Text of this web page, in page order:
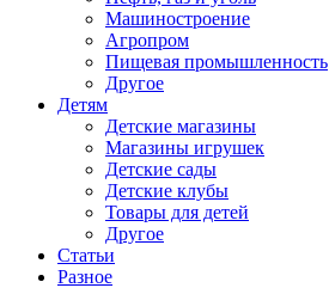
Машиностроение
Агропром
Пищевая промышленность
Другое
Детям
Детские магазины
Магазины игрушек
Детские сады
Детские клубы
Товары для детей
Другое
Статьи
Разное